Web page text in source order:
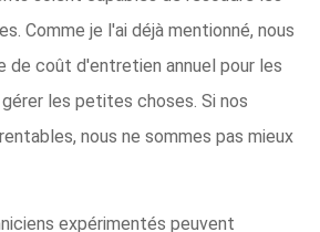
Comme je l'ai déjà mentionné, nous
de coût d'entretien annuel pour les
les petites choses. Si nos
nous ne sommes pas mieux
expérimentés peuvent